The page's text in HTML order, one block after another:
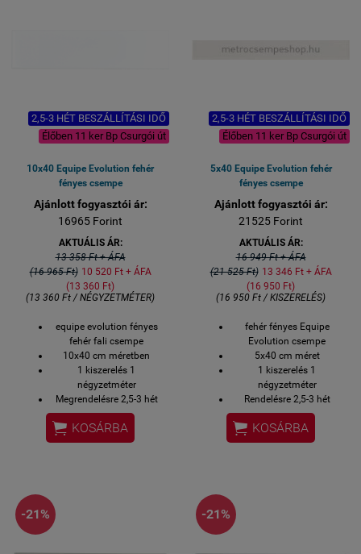
2,5-3 HÉT BESZÁLLÍTÁSI IDŐ
Élőben 11 ker Bp Csurgói út
10x40 Equipe Evolution fehér
fényes csempe
Ajánlott fogyasztói ár:
16965 Forint
AKTUÁLIS ÁR:
13 358 Ft + ÁFA
(16 965 Ft) 10 520 Ft + ÁFA
(13 360 Ft)
(13 360 Ft / NÉGYZETMÉTER)
equipe evolution fényes
fehér fali csempe
10x40 cm méretben
1 kiszerelés 1
négyzetméter
Megrendelésre 2,5-3 hét
átadási idő
 KOSÁRBA
2,5-3 HÉT BESZÁLLÍTÁSI IDŐ
Élőben 11 ker Bp Csurgói út
5x40 Equipe Evolution fehér
fényes csempe
Ajánlott fogyasztói ár:
21525 Forint
AKTUÁLIS ÁR:
16 949 Ft + ÁFA
(21 525 Ft) 13 346 Ft + ÁFA
(16 950 Ft)
(16 950 Ft / KISZERELÉS)
fehér fényes Equipe
Evolution csempe
5x40 cm méret
1 kiszerelés 1
négyzetméter
Rendelésre 2,5-3 hét
szállítási idő
 KOSÁRBA
-21% -21%